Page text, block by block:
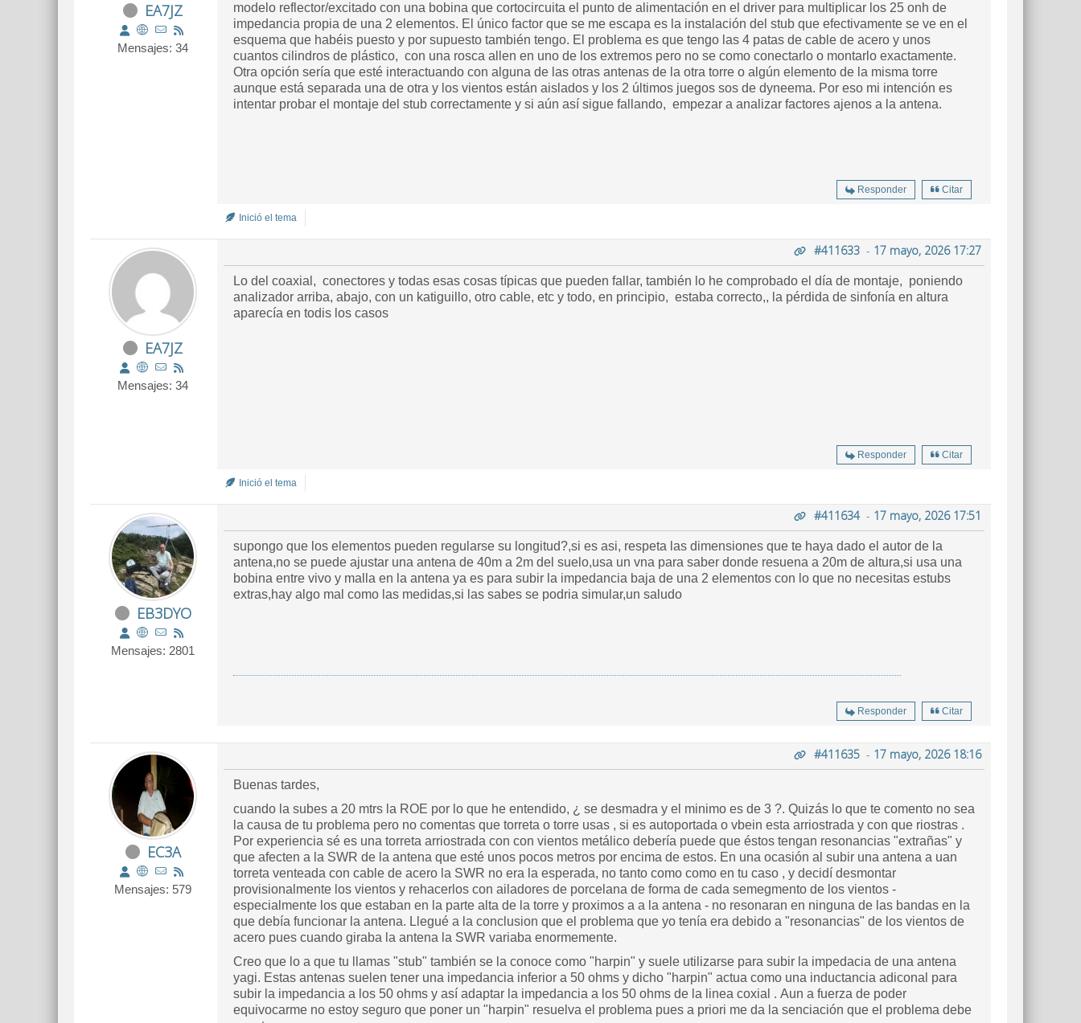
EA7JZ
Mensajes: 34
modelo reflector/excitado con una bobina que cortocircuita el punto de alimentación en el driver para multiplicar los 25 onh de
impedancia propia de una 2 elementos. El único factor que se me escapa es la instalación del stub que efectivamente se ve en el
esquema que habéis puesto y por supuesto también tengo. El problema es que tengo las 4 patas de cable de acero y unos
cuantos cilindros de plástico, con una rosca allen en uno de los extremos pero no se como conectarlo o montarlo exactamente.
Otra opción sería que esté interactuando con alguna de las otras antenas de la otra torre o algún elemento de la misma torre
aunque está separada una de otra y los vientos están aislados y los 2 últimos juegos sos de dyneema. Por eso mi intención es
intentar probar el montaje del stub correctamente y si aún así sigue fallando, empezar a analizar factores ajenos a la antena.
Responder Citar
Inició el tema
EA7JZ
Mensajes: 34
#411633 - 17 mayo, 2026 17:27
Lo del coaxial, conectores y todas esas cosas típicas que pueden fallar, también lo he comprobado el día de montaje, poniendo
analizador arriba, abajo, con un katiguillo, otro cable, etc y todo, en principio, estaba correcto,, la pérdida de sinfonía en altura
aparecía en todis los casos
Responder Citar
Inició el tema
EB3DYO
Mensajes: 2801
#411634- 17 mayo, 2026 17:51
supongo que los elementos pueden regularse su longitud?,si es asi, respeta las dimensiones que te haya dado el autor de la
antena,no se puede ajustar una antena de 40m a 2m del suelo,usa un vna para saber donde resuena a 20m de altura,si usa una
bobina entre vivo y malla en la antena ya es para subir la impedancia baja de una 2 elementos con lo que no necesitas estubs
extras,hay algo mal como las medidas,si las sabes se podria simular,un saludo
Responder Citar
EC3A
Mensajes: 579
#411635 - 17 mayo, 2026 18:16
Buenas tardes,
cuando la subes a 20 mtrs la ROE por lo que he entendido, ¿ se desmadra y el minimo es de 3 ?. Quizás lo que te comento no sea
la causa de tu problema pero no comentas que torreta o torre usas , si es autoportada o vbein esta arriostrada y con que riostras .
Por experiencia sé es una torreta arriostrada con con vientos metálico debería puede que éstos tengan resonancias "extrañas" y
que afecten a la SWR de la antena que esté unos pocos metros por encima de estos. En una ocasión al subir una antena a uan
torreta venteada con cable de acero la SWR no era la esperada, no tanto como como en tu caso , y decidí desmontar
provisionalmente los vientos y rehacerlos con ailadores de porcelana de forma de cada semegmento de los vientos -
especialmente los que estaban en la parte alta de la torre y proximos a a la antena - no resonaran en ninguna de las bandas en la
que debía funcionar la antena. Llegué a la conclusion que el problema que yo tenía era debido a "resonancias" de los vientos de
acero pues cuando giraba la antena la SWR variaba enormemente.
Creo que lo a que tu llamas "stub" también se la conoce como "harpin" y suele utilizarse para subir la impedacia de una antena
yagi. Estas antenas suelen tener una impedancia inferior a 50 ohms y dicho "harpin" actua como una inductancia adiconal para
subir la impedancia a los 50 ohms y así adaptar la impedancia a los 50 ohms de la linea coxial . Aun a fuerza de poder
equivocarme no estoy seguro que poner un "harpin" resuelva el problema pues a priori me da la senciación que el problema debe